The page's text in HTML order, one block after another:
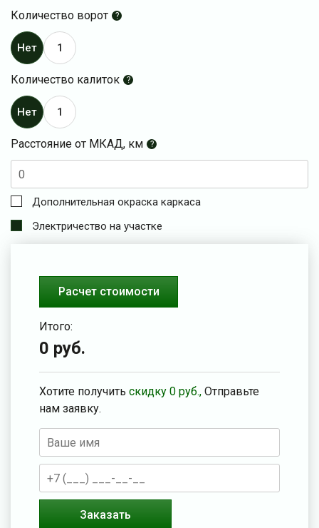
Количество ворот ?
Нет 1
Количество калиток ?
Нет 1
Расстояние от МКАД, км ?
Дополнительная окраска каркаса
Электричество на участке
Расчет стоимости
Итого:
0 руб.
Хотите получить скидку 0 руб., Отправьте
нам заявку.
Заказать